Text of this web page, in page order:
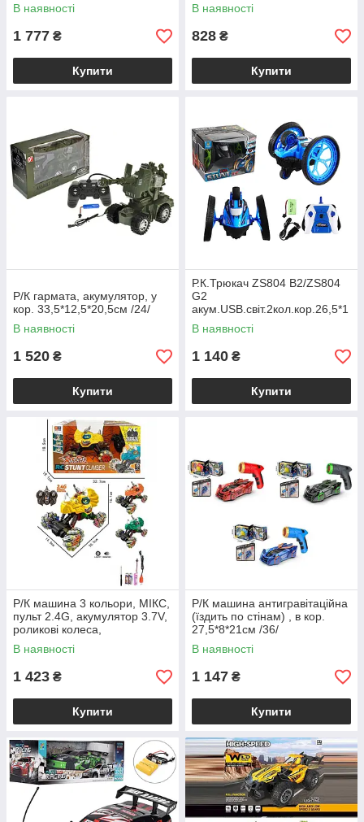
В наявності
1 777 ₴
Купити
В наявності
828 ₴
Купити
Р/К гармата, акумулятор, у
кор. 33,5*12,5*20,5см /24/
В наявності
1 520 ₴
Купити
Р.К.Трюкач ZS804 B2/ZS804
G2
акум.USB.світ.2кол.кор.26,5*1
9,5*21 /24/
В наявності
1 140 ₴
Купити
Р/К машина 3 кольори, МІКС,
пульт 2.4G, акумулятор 3.7V,
роликові колеса,
підсвічування, музика, в кор.
/16/
В наявності
1 423 ₴
Купити
Р/К машина антигравітаційна
(їздить по стінам) , в кор.
27,5*8*21см /36/
В наявності
1 147 ₴
Купити